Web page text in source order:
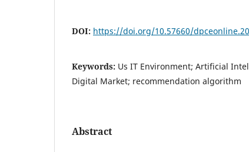
DOI: https://doi.org/10.57660/
Keywords: Us IT Environment; Artificial
Digital Market; recommendation algorithm
Abstract